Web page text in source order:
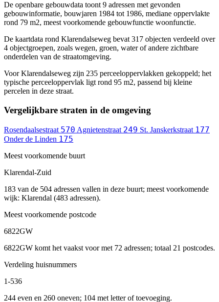
De openbare gebouwdata toont 9 adressen met gevonden
gebouwinformatie, bouwjaren 1984 tot 1986, mediane oppervlakte
rond 79 m2, meest voorkomende gebouwfunctie woonfunctie.
De kaartdata rond Klarendalseweg bevat 317 objecten verdeeld over
4 objectgroepen, zoals wegen, groen, water of andere zichtbare
onderdelen van de straatomgeving.
Voor Klarendalseweg zijn 235 perceeloppervlakken gekoppeld; het
typische perceeloppervlak ligt rond 95 m2, passend bij kleine
percelen in deze straat.
Vergelijkbare straten in de omgeving
Rosendaalsestraat 570 Agnietenstraat 249 St. Janskerkstraat 177
Onder de Linden 175
Meest voorkomende buurt
Klarendal-Zuid
183 van de 504 adressen vallen in deze buurt; meest voorkomende
wijk: Klarendal (483 adressen).
Meest voorkomende postcode
6822GW
6822GW komt het vaakst voor met 72 adressen; totaal 21 postcodes.
Verdeling huisnummers
1-536
244 even en 260 oneven; 104 met letter of toevoeging.